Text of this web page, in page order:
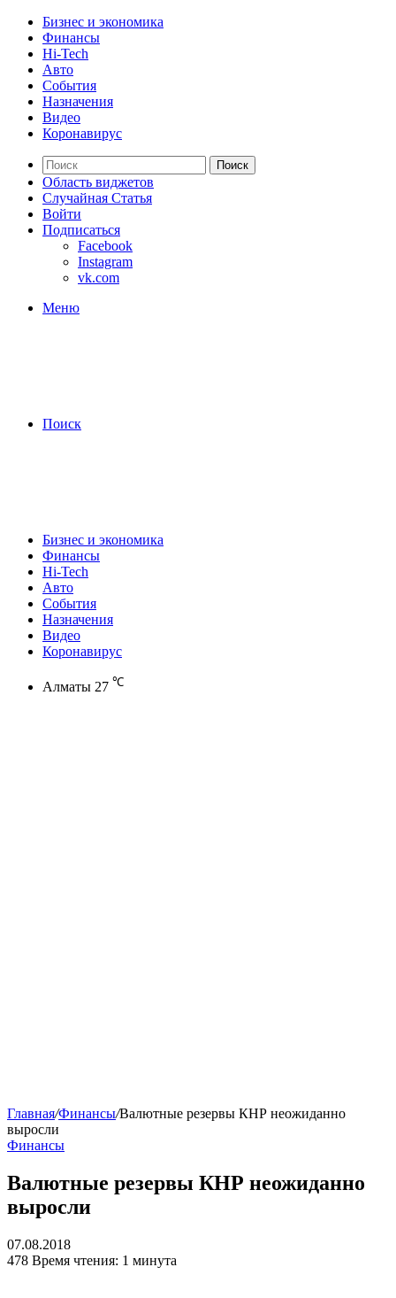
Бизнес и экономика
Финансы
Hi-Tech
Авто
События
Назначения
Видео
Коронавирус
Поиск
Область виджетов
Случайная Статья
Войти
Подписаться
Facebook
Instagram
vk.com
Меню
Поиск
Бизнес и экономика
Финансы
Hi-Tech
Авто
События
Назначения
Видео
Коронавирус
Алматы 27 ℃
Главная/Финансы/Валютные резервы КНР неожиданно
выросли
Финансы
Валютные резервы КНР неожиданно
выросли
07.08.2018
478 Время чтения: 1 минута